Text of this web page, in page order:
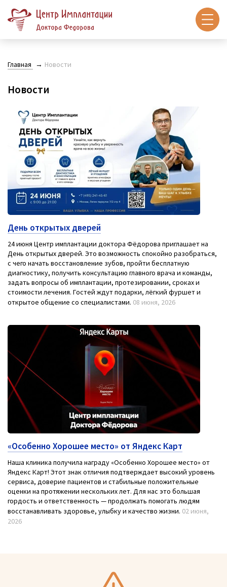
Главная Новости
Новости
День открытых дверей
24 июня Центр имплантации доктора Фёдорова приглашает на
День открытых дверей. Это возможность спокойно разобраться,
с чего начать восстановление зубов, пройти бесплатную
диагностику, получить консультацию главного врача и команды,
задать вопросы об имплантации, протезировании, сроках и
стоимости лечения. Гостей ждут подарки, лёгкий фуршет и
открытое общение со специалистами. 08 июня, 2026
«Особенно Хорошее место» от Яндекс Карт
Наша клиника получила награду «Особенно Хорошее место» от
Яндекс Карт! Этот знак отличия подтверждает высокий уровень
сервиса, доверие пациентов и стабильные положительные
оценки на протяжении нескольких лет. Для нас это большая
гордость и ответственность — продолжать помогать людям
восстанавливать здоровье, улыбку и качество жизни. 02 июня,
2026